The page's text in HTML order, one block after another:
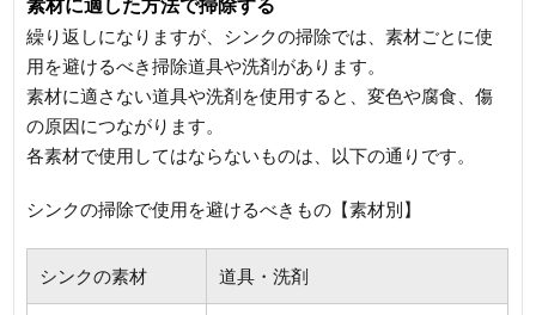
素材に適した方法で掃除する
繰り返しになりますが、シンクの掃除では、素材ごとに使
用を避けるべき掃除道具や洗剤があります。
素材に適さない道具や洗剤を使用すると、変色や腐食、傷
の原因につながります。
各素材で使用してはならないものは、以下の通りです。
シンクの掃除で使用を避けるべきもの【素材別】
シンクの素材 道具・洗剤